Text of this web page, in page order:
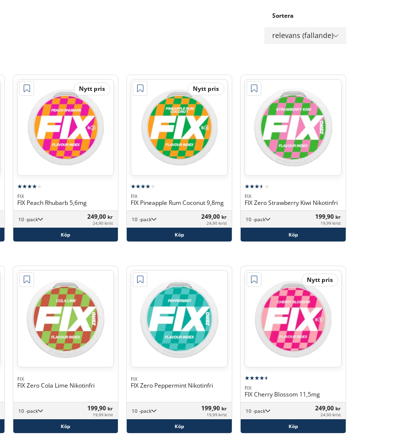
Sortera
relevans (fallande)
Nytt pris
FIX
FIX Peach Rhubarb 5,6mg
10 -pack 249,00kr
24,90 kr/st
Köp
Nytt pris
FIX
FIX Pineapple Rum Coconut 9,8mg
10 -pack 249,00kr
24,90 kr/st
Köp
FIX
FIX Zero Strawberry Kiwi Nikotinfri
10 -pack 199,90 kr
19,99 kr/st
Köp
FIX
FIX Zero Cola Lime Nikotinfri
10 -pack 199,90kr
19,99 kr/st
Köp
FIX
FIX Zero Peppermint Nikotinfri
10 -pack 199,90kr
19,99 kr/st
Köp
Nytt pris
FIX
FIX Cherry Blossom 11,5mg
10 -pack 249,00 kr
24,90 kr/st
Köp